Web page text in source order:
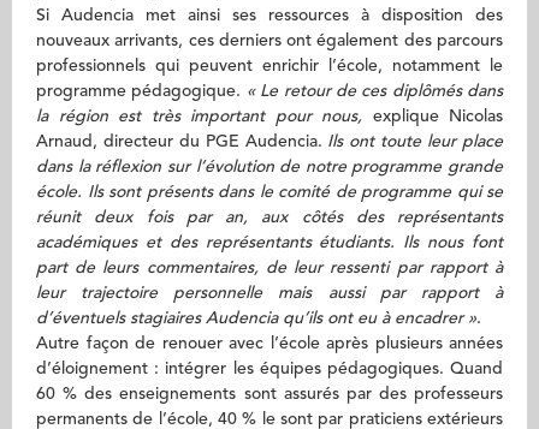
Si Audencia met ainsi ses ressources à disposition des
nouveaux arrivants, ces derniers ont également des parcours
professionnels qui peuvent enrichir l’école, notamment le
programme pédagogique. « Le retour de ces diplômés dans
la région est très important pour nous, explique Nicolas
Arnaud, directeur du PGE Audencia. Ils ont toute leur place
dans la réflexion sur l’évolution de notre programme grande
école. Ils sont présents dans le comité de programme qui se
réunit deux fois par an, aux côtés des représentants
académiques et des représentants étudiants. Ils nous font
part de leurs commentaires, de leur ressenti par rapport à
leur trajectoire personnelle mais aussi par rapport à
d’éventuels stagiaires Audencia qu’ils ont eu à encadrer ».
Autre façon de renouer avec l’école après plusieurs années
d’éloignement : intégrer les équipes pédagogiques. Quand
60 % des enseignements sont assurés par des professeurs
permanents de l’école, 40 % le sont par praticiens extérieurs